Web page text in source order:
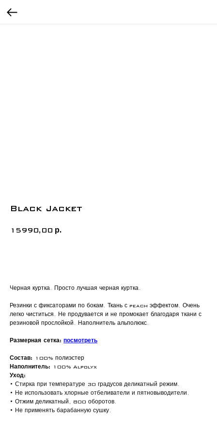
Black Jacket
15990,00 р.
Черная куртка. Просто лучшая черная куртка.
Резинки с фиксаторами по бокам. Ткань с peach эффектом. Очень
легко чиститься. Не продувается и не промокает благодаря ткани с
резиновой прослойкой. Наполнитель альполюкс.
Размерная сетка: посмотреть
Состав: 100% полиэстер
Наполнитель: 100% Alpolyx
Уход:
• Стирка при температуре 30 градусов деликатный режим.
• Не использовать хлорные отбеливатели и пятновыводители.
• Отжим деликатный, 800 оборотов.
• Не применять барабанную сушку.